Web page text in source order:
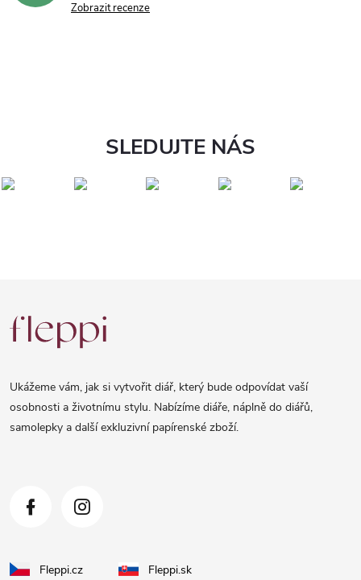
Zobrazit recenze
SLEDUJTE NÁS
á
Ukážeme vám, jak si vytvořit diář, který bude odpovídat vaší
osobnosti a životnímu stylu. Nabízíme diáře, náplně do diářů,
samolepky a další exkluzivní papírenské zboží.
Fleppi.cz Fleppi.sk